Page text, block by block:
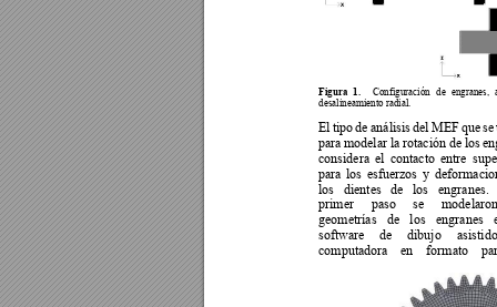
Figura 1. Configuración de engranes,
desalineamiento radial.
El tipo de análisis del MEF que se
para modelar la rotación de los
considera el contacto entre
para los esfuerzos y def
los dientes de los engranes.
primer
paso se m
geometrías de los engranes
software
de dibujo
computadora
en formato